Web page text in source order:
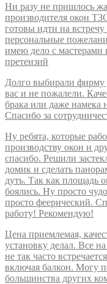
Ни разу не пришлось
производителя окон
готовы идти на
персональные
имею дело с мастерами
претензий
Долго выбирали фирму
вас и не пожалели.
брака или даже намека
Спасибо за
Ну ребята, которые
производству окон и
спасибо. Решили
домик и сделать
дуть. Так как площадь
боялись. Ну просто
просто феерический.
работу! Рекомендую!
Цена приемлемая,
установку делал. Все
не так часто
включая балкон. Могу
большинства других